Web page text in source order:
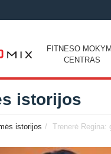
FITNESO
CENTRAS
istorijos
istorijos Trenerė Regina: